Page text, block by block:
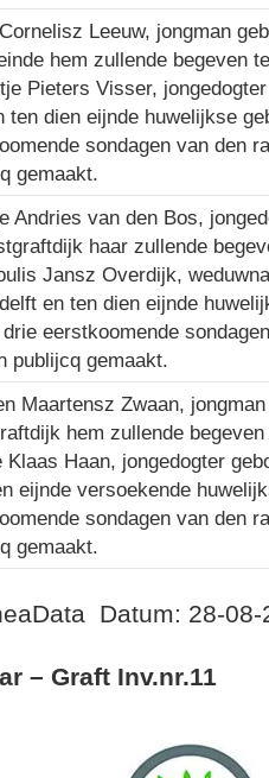
Leeuw, jongman
hem zullende begeven
Pieters Visser,
ten dien eijnde huwelijkse
sondagen van den
gemaakt.
Andries van den Bos,
haar zullende
Jansz Overdijk,
en ten dien eijnde
eerstkoomende
publijcq gemaakt.
Maartensz Zwaan,
hem zullende
Klaas Haan, jongedogter
eijnde versoekende
sondagen van den
gemaakt.
Datum: 28-08-
– Graft Inv.nr.11